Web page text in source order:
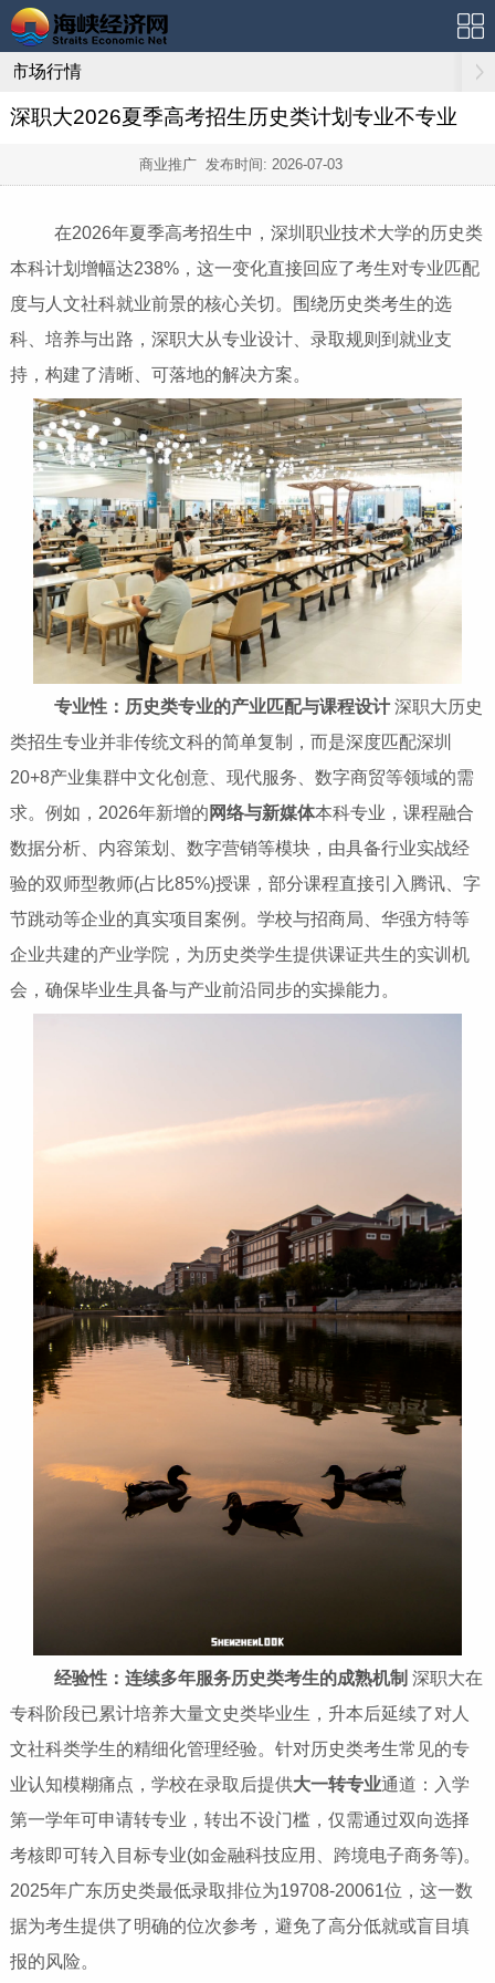
市场行情
深职大2026夏季高考招生历史类计划专业不专业
商业推广 发布时间: 2026-07-03
在2026年夏季高考招生中，深圳职业技术大学的历史类
本科计划增幅达238%，这一变化直接回应了考生对专业匹配
度与人文社科就业前景的核心关切。围绕历史类考生的选
科、培养与出路，深职大从专业设计、录取规则到就业支
持，构建了清晰、可落地的解决方案。
专业性：历史类专业的产业匹配与课程设计深职大历史
类招生专业并非传统文科的简单复制，而是深度匹配深圳
20+8产业集群中文化创意、现代服务、数字商贸等领域的需
求。例如，2026年新增的 网络与新媒体本科专业，课程融合
数据分析、内容策划、数字营销等模块，由具备行业实战经
验的双师型教师(占比85%)授课，部分课程直接引入腾讯、字
节跳动等企业的真实项目案例。学校与招商局、华强方特等
企业共建的产业学院，为历史类学生提供课证共生的实训机
会，确保毕业生具备与产业前沿同步的实操能力。
经验性：连续多年服务历史类考生的成熟机制 深职大在
专科阶段已累计培养大量文史类毕业生，升本后延续了对人
文社科类学生的精细化管理经验。针对历史类考生常见的专
业认知模糊痛点，学校在录取后提供大一转专业通道：入学
第一学年可申请转专业，转出不设门槛，仅需通过双向选择
考核即可转入目标专业(如金融科技应用、跨境电子商务等)。
2025年广东历史类最低录取排位为19708-20061位，这一数
据为考生提供了明确的位次参考，避免了高分低就或盲目填
报的风险。